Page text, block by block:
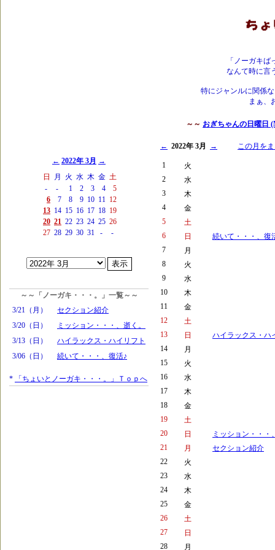
「ノーガキ
なんて時に言
特にジャンルに関係
まぁ、
～～ おぎちゃんの日曜日
← 2022年 3月 →
日
月 火 水 木 金 土
-
- 1 2 3 4
5
6
7 8 9 10 11 12
13 14 15 16 17 18 19
20 21 22 23 24 25 26
27 28 29 30 31 - -
～～「ノーガキ・・・。」一覧～～
3/21（月）
セクション紹介
3/20（日）
ミッション・・・、逝く。
3/13（日）
ハイラックス・ハイリフト
3/06（日）
続いて・・・、復活♪
* 「ちょいとノーガキ・・・。」Ｔｏｐへ
← 2022年 3月 → この月を
1
火
2
水
3
木
4
金
5
土
6
日
続いて・・・、復
7
月
8
火
9
水
10
木
11
金
12
土
13
日
ハイラックス・ハ
14
月
15
火
16
水
17
木
18
金
19
土
20
日
ミッション・・・
21
月
セクション紹介
22
火
23
水
24
木
25
金
26
土
27
日
28
月